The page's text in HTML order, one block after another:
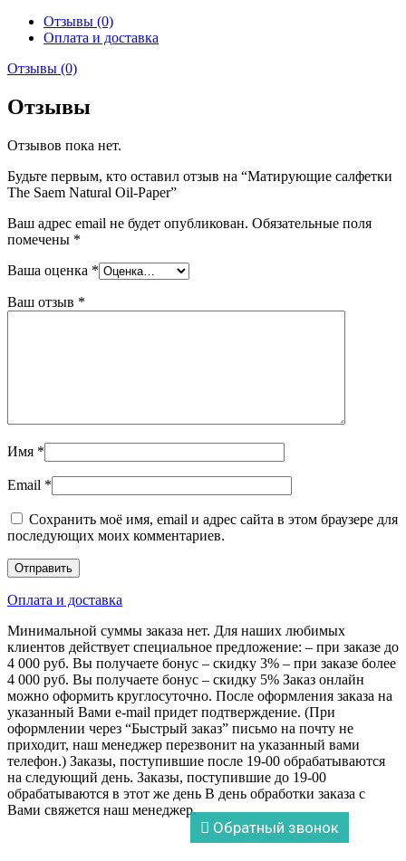
Отзывы (0)
Оплата и доставка
Отзывы (0)
Отзывы
Отзывов пока нет.
Будьте первым, кто оставил отзыв на “Матирующие салфетки
The Saem Natural Oil-Paper”
Ваш адрес email не будет опубликован. Обязательные поля
помечены *
Ваша оценка *
Ваш отзыв *
Имя *
Email *
Сохранить моё имя, email и адрес сайта в этом браузере для
последующих моих комментариев.
Оплата и доставка
Минимальной суммы заказа нет. Для наших любимых
клиентов действует специальное предложение: – при заказе до
4 000 руб. Вы получаете бонус – скидку 3% – при заказе более
4 000 руб. Вы получаете бонус – скидку 5% Заказ онлайн
можно оформить круглосуточно. После оформления заказа на
указанный Вами e-mail придет подтверждение. (При
оформлении через “Быстрый заказ” письмо на почту не
приходит, наш менеджер перезвонит на указанный вами
телефон.) Заказы, поступившие после 19-00 обрабатываются
на следующий день. Заказы, поступившие до 19-00
обрабатываются в этот же день В день обработки заказа с
Вами свяжется наш менеджер.
Обратный звонок